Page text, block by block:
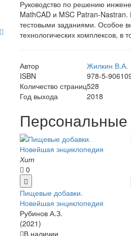
Руководство по решению
MathCAD и MSC Patran-
тестовыми заданиями. Особое
технологических комплексов, в
Автор
Жилкин В.А.
ISBN
978-5-
Количество страниц528
Год выхода
2018
Хит
0
Пищевые добавки.
Новейшая энциклопедия
Рубинов А.З.
(2021)
В наличии